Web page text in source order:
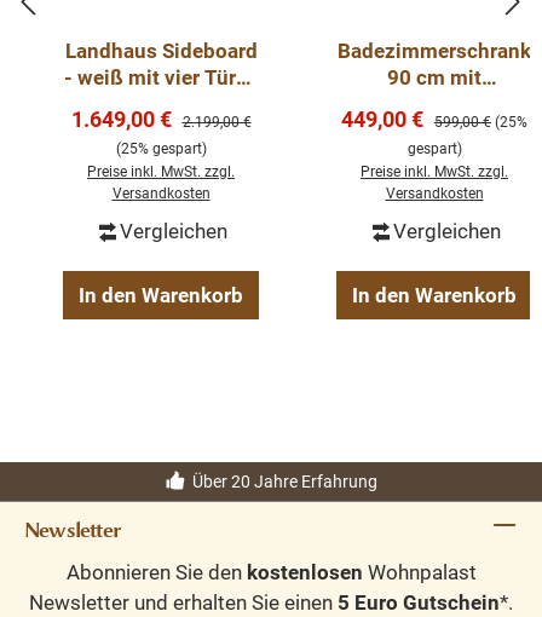
Landhaus Sideboard
- weiß mit vier Türen
215 cm breit -
Kommode
Verkaufspreis:
1.649,00 € Regulärer Preis:
2.199,00 €
(25% gespart)
Preise inkl. MwSt. zzgl.
Versandkosten
Vergleichen
In den Warenkorb
Badezimmerschrank
90 cm mit
Beinen für 1
Waschbecken -
Badezimmermöbel
Verkaufspreis:
449,00 € Regulärer Preis:
599,00 € (25%
gespart)
Preise inkl. MwSt. zzgl.
Versandkosten
Vergleichen
In den Warenkorb
Über 20 Jahre Erfahrung
Newsletter
Abonnieren Sie den kostenlosen Wohnpalast
Newsletter und erhalten Sie einen 5 Euro Gutschein*.